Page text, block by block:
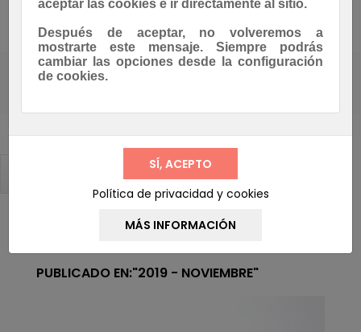
de
palanca Asesoramiento Whatsapp
Casa Blog
BLOG NAVEGACIÓN
PUBLICADO EN:"2019 - NOVIEMBRE"
aceptar las cookies e ir directamente al sitio.
Después de aceptar, no volveremos a
mostrarte este mensaje. Siempre podrás
cambiar las opciones desde la configuración
de cookies.
Política de privacidad y cookies